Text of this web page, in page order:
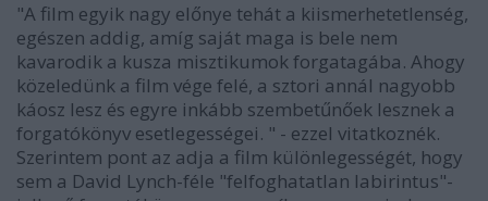
"A film egyik nagy előnye tehát a kiismerhetetlenség,
egészen addig, amíg saját maga is bele nem
kavarodik a kusza misztikumok forgatagába. Ahogy
közeledünk a film vége felé, a sztori annál nagyobb
káosz lesz és egyre inkább szembetűnőek lesznek a
forgatókönyv esetlegességei. " - ezzel vitatkoznék.
Szerintem pont az adja a film különlegességét, hogy
sem a David Lynch-féle "felfoghatatlan labirintus"-